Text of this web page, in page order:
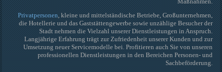
Privatpersonen , kleine und mittelständische Betriebe, Großunternehmen,
die Hotellerie und das Gaststättengewerbe sowie unzählige Besucher der
Stadt nehmen die Vielzahl unserer Dienstleistungen in Anspruch.
Langjährige Erfahrung trägt zur Zufriedenheit unserer Kunden und zur
Umsetzung neuer Servicemodelle bei. Profitieren auch Sie von unseren
professionellen Dienstleistungen in den Bereichen Personen- und
Sachbeförderung.